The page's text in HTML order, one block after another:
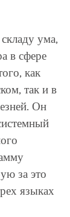
ума,
в сфере
как
так и в
Он
за это
языках